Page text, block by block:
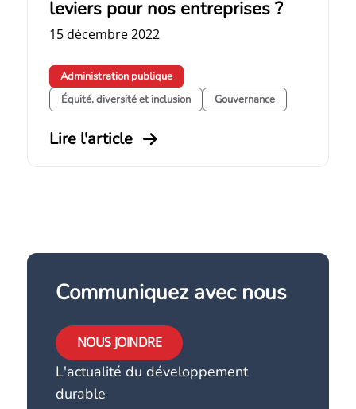
leviers pour nos entreprises ?
15 décembre 2022
Administration publique
Équité, diversité et inclusion
Gouvernance
Lire l'article
Communiquez avec nous
NOUS JOINDRE
L'actualité du développement
durable